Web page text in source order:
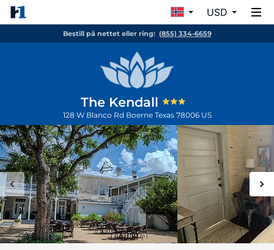
USD
Bestill på nettet eller ring: (855) 334-6659
The Kendall
128 W Blanco Rd Boerne Texas 78006 US